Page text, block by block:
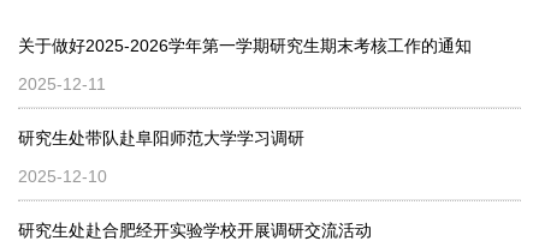
关于做好2025-2026学年第一学期研究生期末考核工作的通知
2025-12-11
研究生处带队赴阜阳师范大学学习调研
2025-12-10
研究生处赴合肥经开实验学校开展调研交流活动